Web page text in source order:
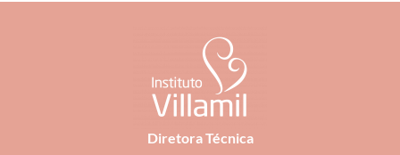
Diretora Técnica